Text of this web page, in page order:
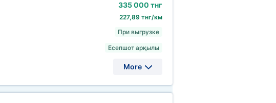
335 000 тнг
227,89 тнг/км
При выгрузке
Есепшот арқылы
More